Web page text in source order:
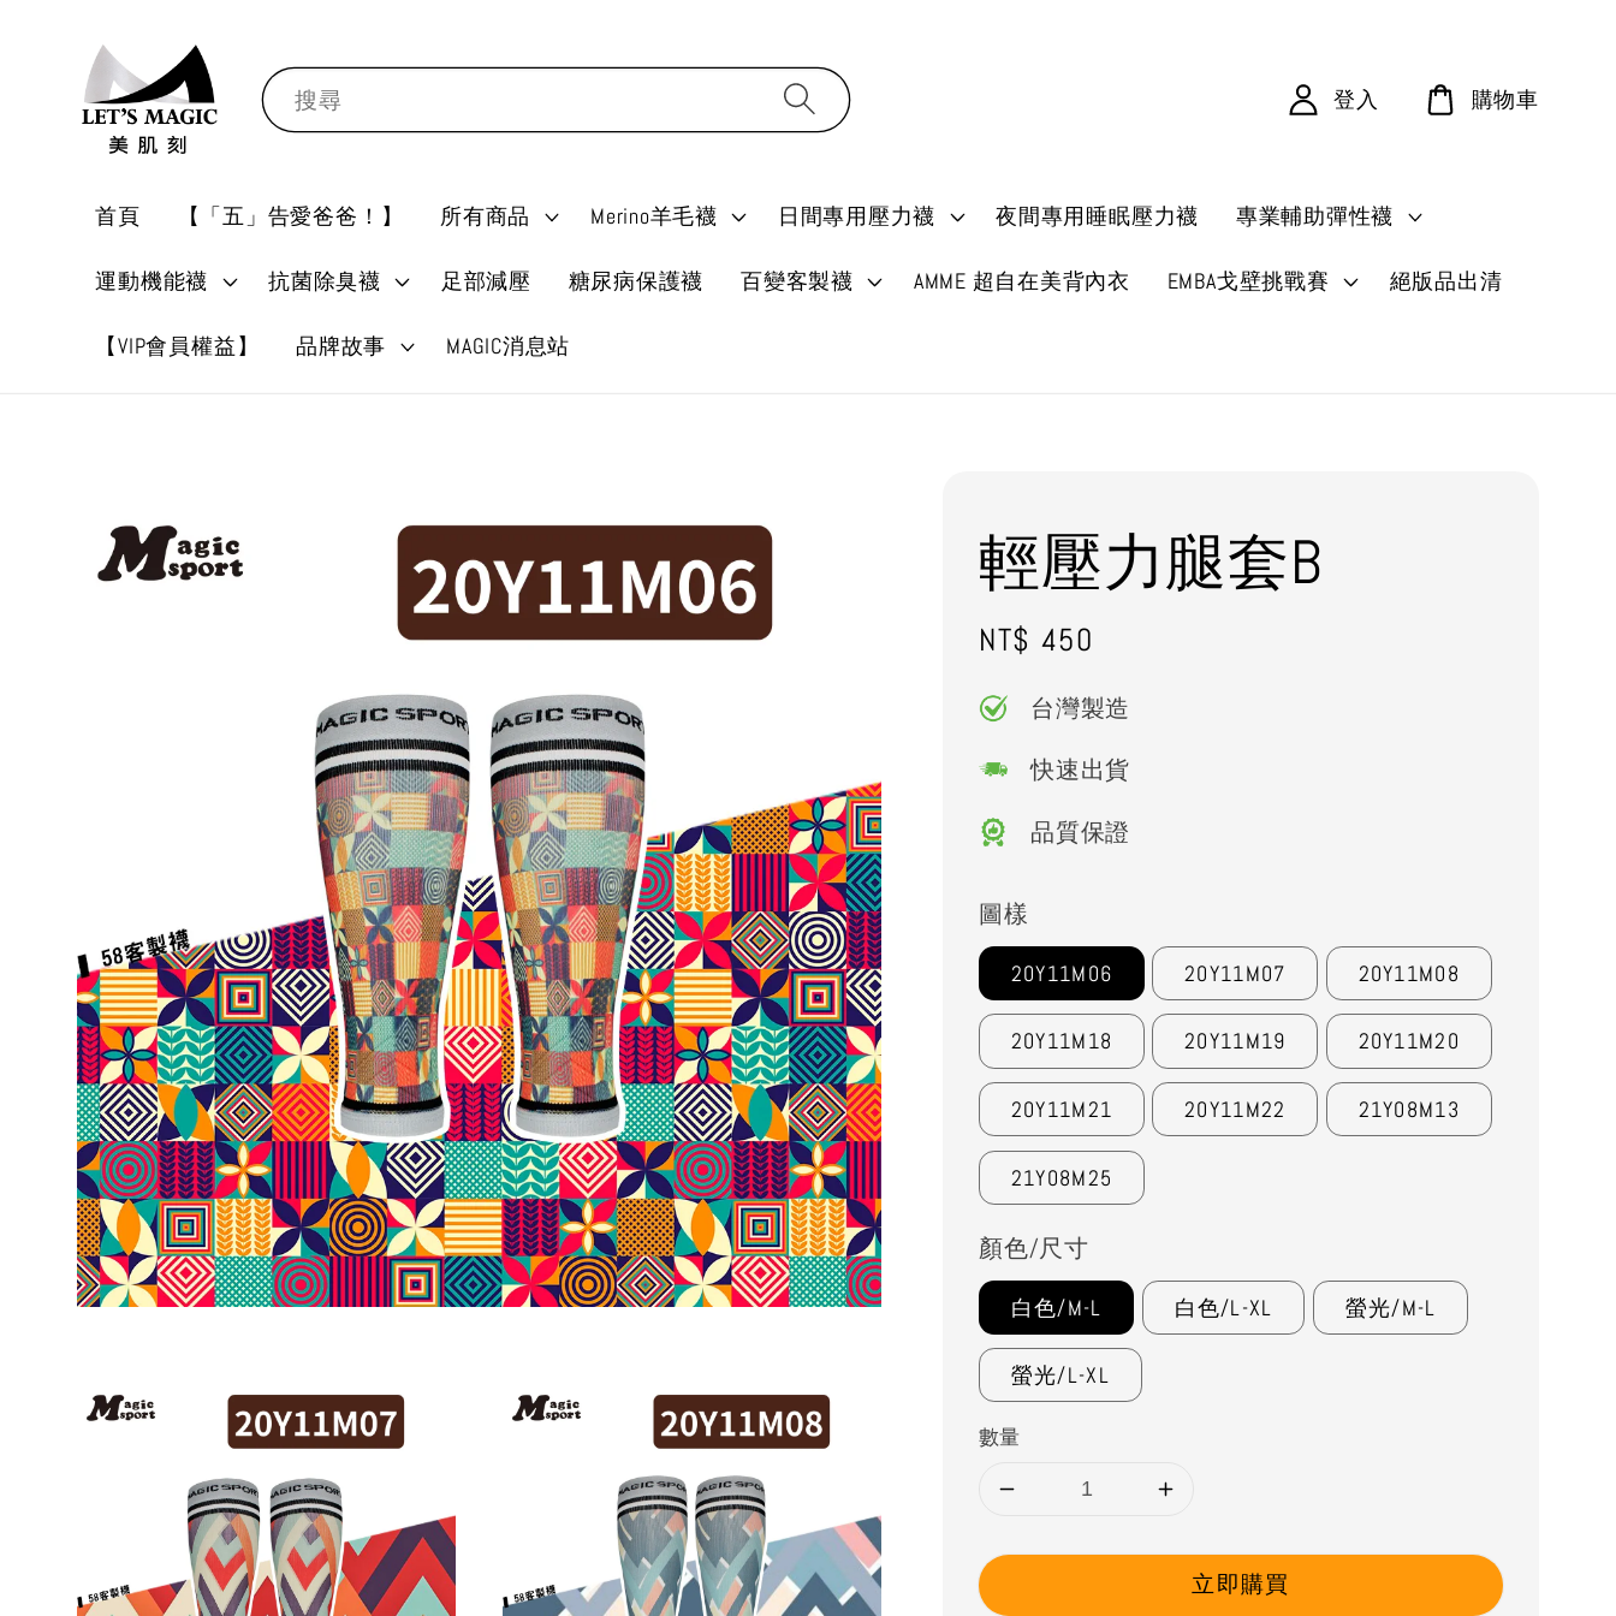
搜尋
首頁 【「五」告愛爸爸！】 所有商品 Merino羊毛襪 日間專用壓力襪 夜間專用睡眠壓力襪 專業輔助彈性襪
運動機能襪 抗菌除臭襪 足部減壓 糖尿病保護襪 百變客製襪 AMME 超自在美背內衣 EMBA戈壁挑戰賽 絕版品出清
【VIP會員權益】 品牌故事 MAGIC消息站
登入 購物車
輕壓力腿套B
Regular
price
NT$ 450
台灣製造
快速出貨
品質保證
圖樣
20Y11M06 20Y11M07 20Y11M08
20Y11M18 20Y11M19 20Y11M20
20Y11M21 20Y11M22 21Y08M13
21Y08M25
顏色/尺寸
白色/M-L 白色/L-XL 螢光/M-L
螢光/L-XL
數量
立即購買